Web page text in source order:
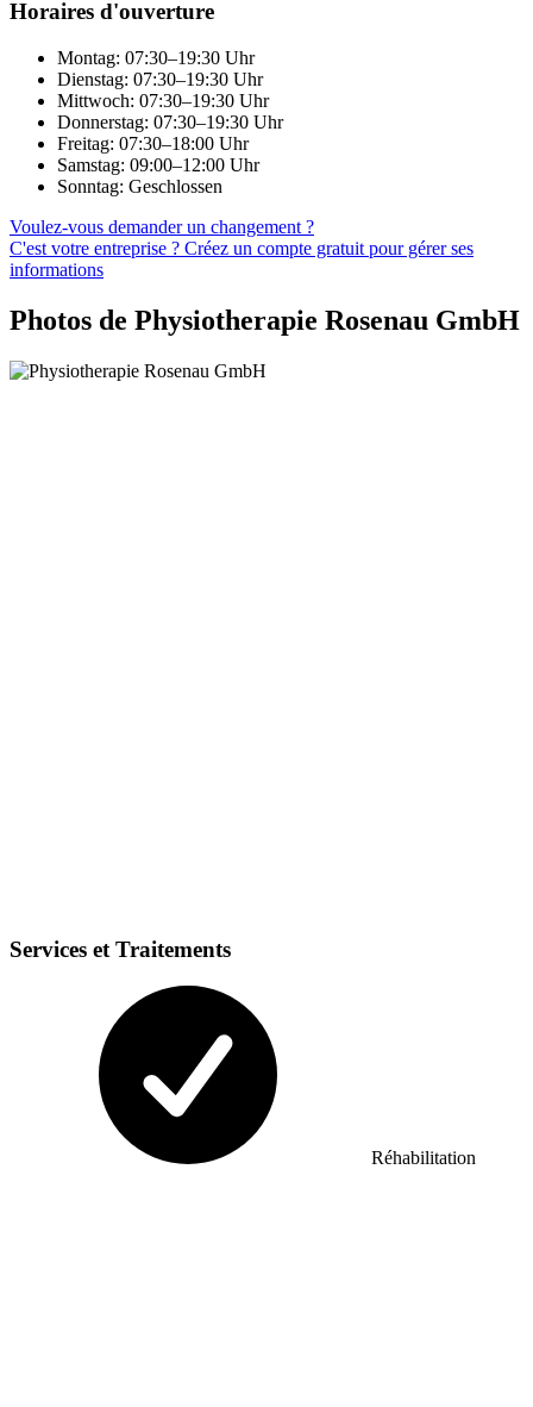
Horaires d'ouverture
Montag: 07:30–19:30 Uhr
Dienstag: 07:30–19:30 Uhr
Mittwoch: 07:30–19:30 Uhr
Donnerstag: 07:30–19:30 Uhr
Freitag: 07:30–18:00 Uhr
Samstag: 09:00–12:00 Uhr
Sonntag: Geschlossen
Voulez-vous demander un changement ?
C'est votre entreprise ? Créez un compte gratuit pour gérer ses
informations
Photos de Physiotherapie Rosenau GmbH
Services et Traitements
Réhabilitation